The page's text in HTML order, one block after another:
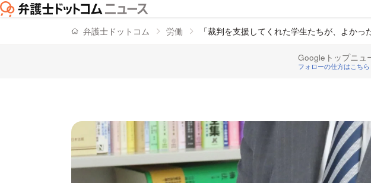
弁護士ドットコム 労働 「裁判を支援してくれた学生たちが、よか
Googleトップニュ
フォローの仕方はこちら